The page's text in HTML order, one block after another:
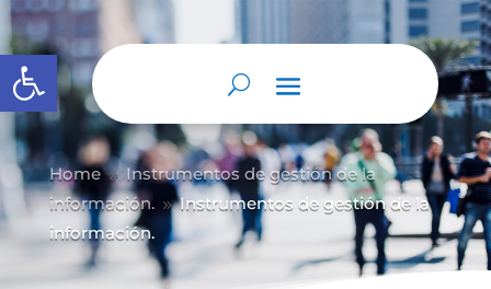
Abrir barra de herramientas
Home 9 Instrumentos de gestión de la
información. 9 Instrumentos de gestión de la
información.